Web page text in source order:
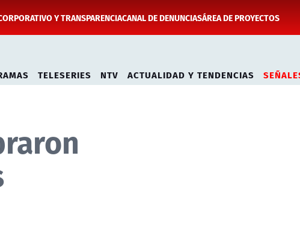
Y TRANSPARENCIACANAL DE DENUNCIASÁREA DE PROYECTOS
TELESERIES NTV ACTUALIDAD Y TENDENCIAS